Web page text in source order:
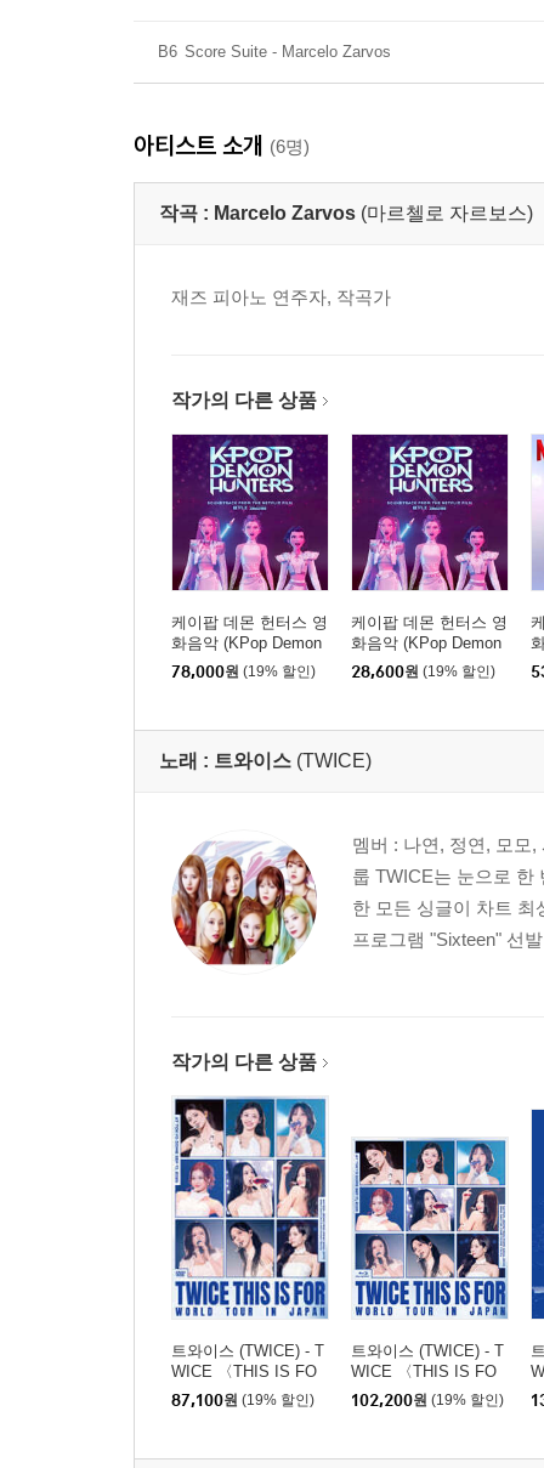
B6 Score Suite - Marcelo Zarvos
아티스트 소개 (6명)
작곡 : Marcelo Zarvos (마르첼로 자르보스)
재즈 피아노 연주자, 작곡가
작가의 다른 상품
케이팝 데몬 헌터스 영
화음악 (KPop Demon
Hunters From The Netf
lix Series OST) [혼문
78,000원 (19% 할인)
케이팝 데몬 헌터스 영
화음악 (KPop Demon
Hunters From The Netf
lix Series OST)
28,600원 (19% 할인)
노래 : 트와이스 (TWICE)
멤버 : 나연, 정연, 모모
룹 TWICE는 눈으로 한
한 모든 싱글이 차트
프로그램 "Sixteen" 선
작가의 다른 상품
트와이스 (TWICE) - T
WICE 〈THIS IS FO
R〉 WORLD TOUR IN
JAPAN [통상반 DVD]
87,100원 (19% 할인)
트와이스 (TWICE) - T
WICE 〈THIS IS FO
R〉 WORLD TOUR IN
JAPAN [통상반 Blu-ra
102,200원 (19% 할인)